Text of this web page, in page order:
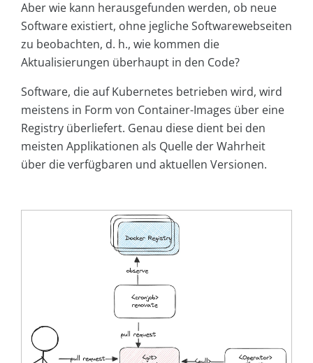
Aber wie kann herausgefunden werden, ob neue
Software existiert, ohne jegliche Softwarewebseiten
zu beobachten, d. h., wie kommen die
Aktualisierungen überhaupt in den Code?
Software, die auf Kubernetes betrieben wird, wird
meistens in Form von Container-Images über eine
Registry überliefert. Genau diese dient bei den
meisten Applikationen als Quelle der Wahrheit
über die verfügbaren und aktuellen Versionen.